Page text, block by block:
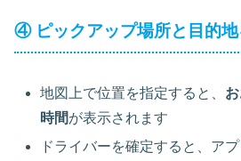
④ ピックアップ場所と目的地
地図上で位置を指定すると、
時間が表示されます
ドライバーを確定すると、ア